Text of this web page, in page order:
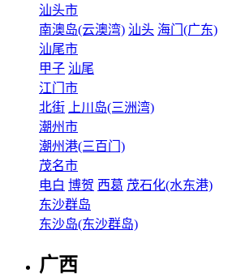
汕头市
南澳岛(云澳湾) 汕头 海门(广东)
汕尾市
甲子 汕尾
江门市
北街
上川岛(三洲湾)
潮州市
潮州港(三百门)
茂名市
电白 博贺 西葛 茂石化(水东港)
东沙群岛
东沙岛(东沙群岛)
广西